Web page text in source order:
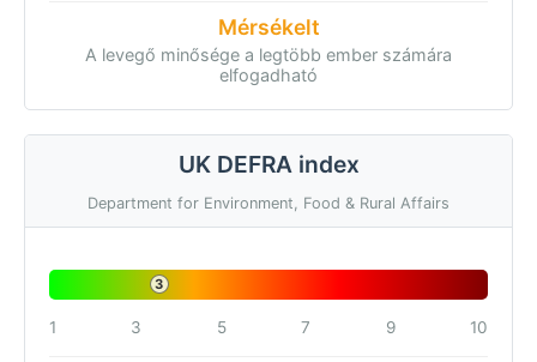
Mérsékelt
A levegő minősége a legtöbb ember számára
elfogadható
UK DEFRA index
Department for Environment, Food & Rural Affairs
3
1 3 5 7 9 10